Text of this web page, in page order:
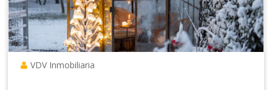
VDV Inmobiliaria